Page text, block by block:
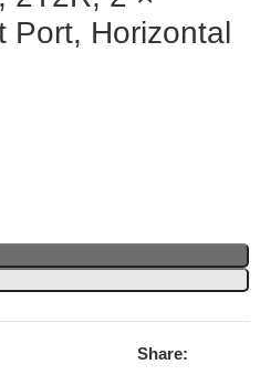
Port, Horizontal
Share: